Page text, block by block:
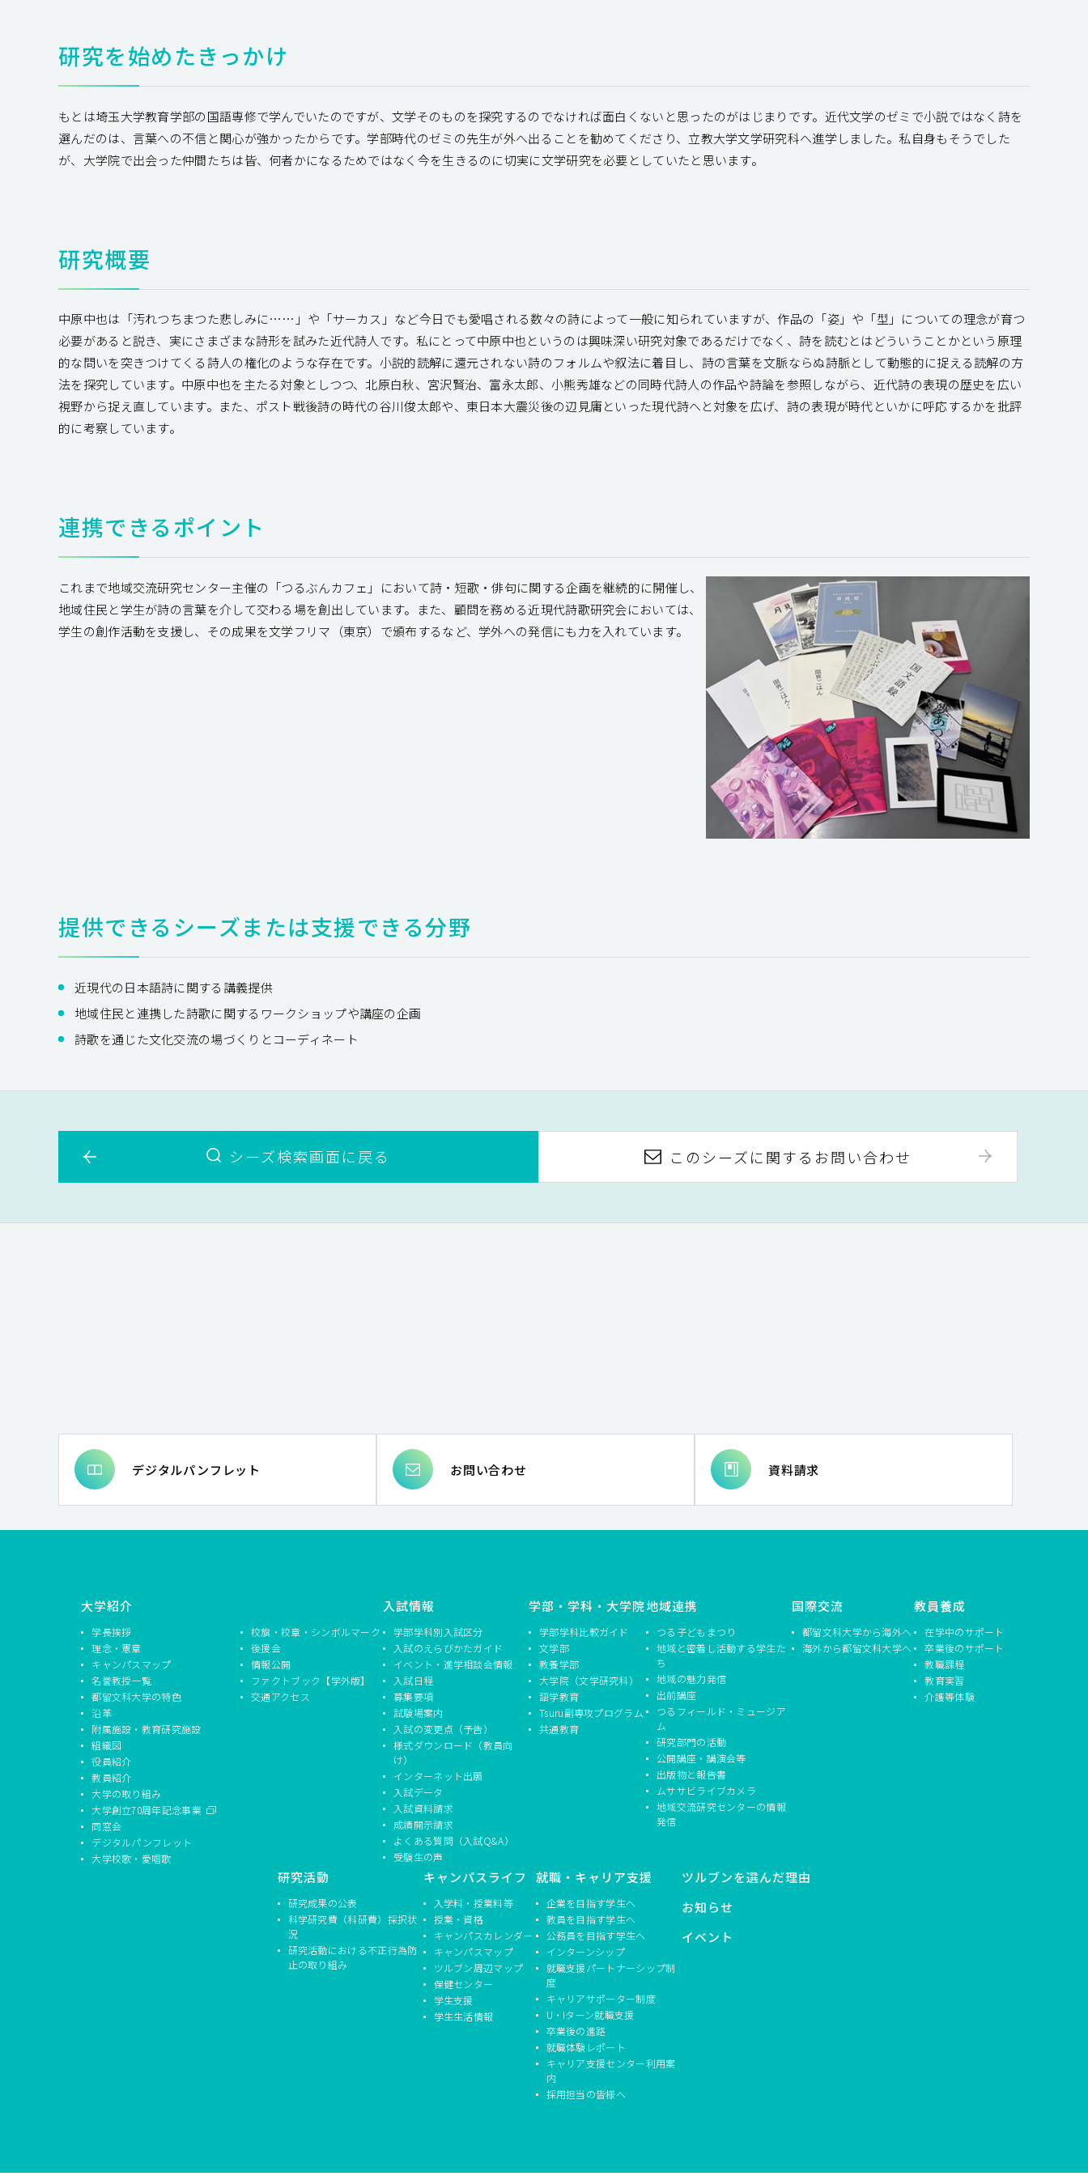
研究を始めたきっかけ
もとは埼玉大学教育学部の国語専修で学んでいたのですが、文学そのものを探究するのでなければ面白くないと思ったのがはじまりです。近代文学のゼミで小説ではなく詩を
選んだのは、言葉への不信と関心が強かったからです。学部時代のゼミの先生が外へ出ることを勧めてくださり、立教大学文学研究科へ進学しました。私自身もそうでした
が、大学院で出会った仲間たちは皆、何者かになるためではなく今を生きるのに切実に文学研究を必要としていたと思います。
研究概要
中原中也は「汚れつちまつた悲しみに……」や「サーカス」など今日でも愛唱される数々の詩によって一般に知られていますが、作品の「姿」や「型」についての理念が育つ
必要があると説き、実にさまざまな詩形を試みた近代詩人です。私にとって中原中也というのは興味深い研究対象であるだけでなく、詩を読むとはどういうことかという原理
的な問いを突きつけてくる詩人の権化のような存在です。小説的読解に還元されない詩のフォルムや叙法に着目し、詩の言葉を文脈ならぬ詩脈として動態的に捉える読解の方
法を探究しています。中原中也を主たる対象としつつ、北原白秋、宮沢賢治、富永太郎、小熊秀雄などの同時代詩人の作品や詩論を参照しながら、近代詩の表現の歴史を広い
視野から捉え直しています。また、ポスト戦後詩の時代の谷川俊太郎や、東日本大震災後の辺見庸といった現代詩へと対象を広げ、詩の表現が時代といかに呼応するかを批評
的に考察しています。
連携できるポイント
これまで地域交流研究センター主催の「つるぶんカフェ」において詩・短歌・俳句に関する企画を継続的に開催し、
地域住民と学生が詩の言葉を介して交わる場を創出しています。また、顧問を務める近現代詩歌研究会においては、
学生の創作活動を支援し、その成果を文学フリマ（東京）で頒布するなど、学外への発信にも力を入れています。
提供できるシーズまたは支援できる分野
近現代の日本語詩に関する講義提供
地域住民と連携した詩歌に関するワークショップや講座の企画
詩歌を通じた文化交流の場づくりとコーディネート
シーズ検索画面に戻る このシーズに関するお問い合わせ
デジタルパンフレット お問い合わせ 資料請求
大学紹介
学長挨拶
理念・憲章
キャンパスマップ
名誉教授一覧
都留文科大学の特色
沿革
附属施設・教育研究施設
組織図
役員紹介
教員紹介
大学の取り組み
大学創立70周年記念事業
同窓会
デジタルパンフレット
大学校歌・愛唱歌
校旗・校章・シンボルマーク
後援会
情報公開
ファクトブック【学外版】
交通アクセス
入試情報
学部学科別入試区分
入試のえらびかたガイド
イベント・進学相談会情報
入試日程
募集要項
試験場案内
入試の変更点（予告）
様式ダウンロード（教員向
け）
インターネット出願
入試データ
入試資料請求
成績開示請求
よくある質問（入試Q&A）
受験生の声
学部・学科・大学院
学部学科比較ガイド
文学部
教養学部
大学院（文学研究科）
語学教育
Tsuru副専攻プログラム
共通教育
地域連携
つる子どもまつり
地域と密着し活動する学生た
ち
地域の魅力発信
出前講座
つるフィールド・ミュージア
ム
研究部門の活動
公開講座・講演会等
出版物と報告書
ムササビライブカメラ
地域交流研究センターの情報
発信
国際交流
都留文科大学から海外へ
海外から都留文科大学へ
教員養成
在学中のサポート
卒業後のサポート
教職課程
教育実習
介護等体験
研究活動
研究成果の公表
科学研究費（科研費）採択状
況
研究活動における不正行為防
止の取り組み
キャンパスライフ
入学料・授業料等
授業・資格
キャンパスカレンダー
キャンパスマップ
ツルブン周辺マップ
保健センター
学生支援
学生生活情報
就職・キャリア支援
企業を目指す学生へ
教員を目指す学生へ
公務員を目指す学生へ
インターンシップ
就職支援パートナーシップ制
度
キャリアサポーター制度
U・Iターン就職支援
卒業後の進路
就職体験レポート
キャリア支援センター利用案
内
採用担当の皆様へ
ツルブンを選んだ理由
お知らせ
イベント